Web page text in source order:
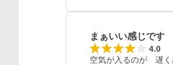
まぁいい感じです
4.0
空気が入るのが　遅